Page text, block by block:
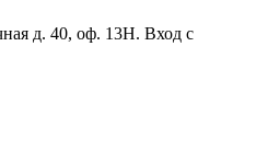
д. 40, оф. 13Н. Вход с